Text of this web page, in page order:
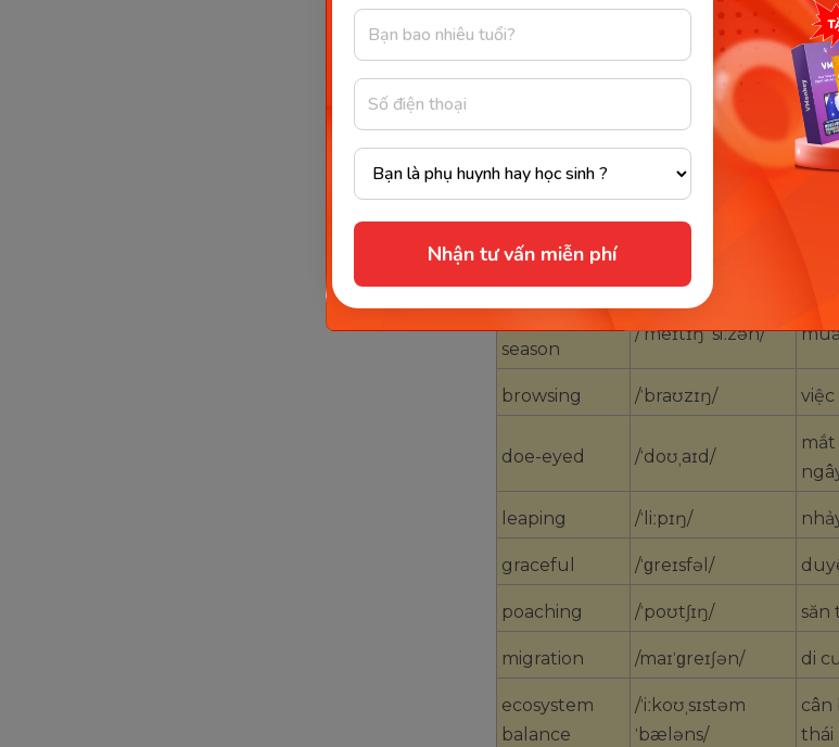
Nhận tư vấn miễn phí
territory /ˈtɛrəˌtɔri/
mating /ˈmeɪtɪŋ/
/ˌkɒnsərˈveɪʃən/ bảo
nocturnal
ecosystem /ˈiːkoʊˌsɪstəm/ hệ
season
/ˈmeɪtɪŋ ˈsiːzən/
browsing /ˈbraʊzɪŋ/ việc
doe-eyed /ˈdoʊˌaɪd/
mắt
leaping /ˈliːpɪŋ/
graceful /ˈɡreɪsfəl/
poaching /ˈpoʊtʃɪŋ/ săn
migration /maɪˈɡreɪʃən/ di
ecosystem
balance
/ˈiːkoʊˌsɪstəm
ˈbæləns/
cân
thái